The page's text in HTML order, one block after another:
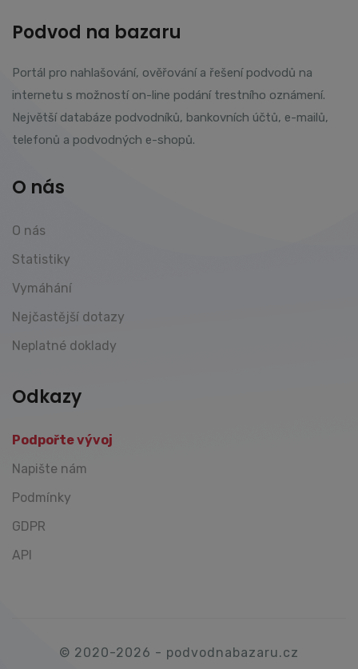
Podvod na bazaru
Portál pro nahlašování, ověřování a řešení podvodů na
internetu s možností on-line podání trestního oznámení.
Největší databáze podvodníků, bankovních účtů, e-mailů,
telefonů a podvodných e-shopů.
O nás
O nás
Statistiky
Vymáhání
Nejčastější dotazy
Neplatné doklady
Odkazy
Podpořte vývoj
Napište nám
Podmínky
GDPR
API
© 2020-2026 - podvodnabazaru.cz